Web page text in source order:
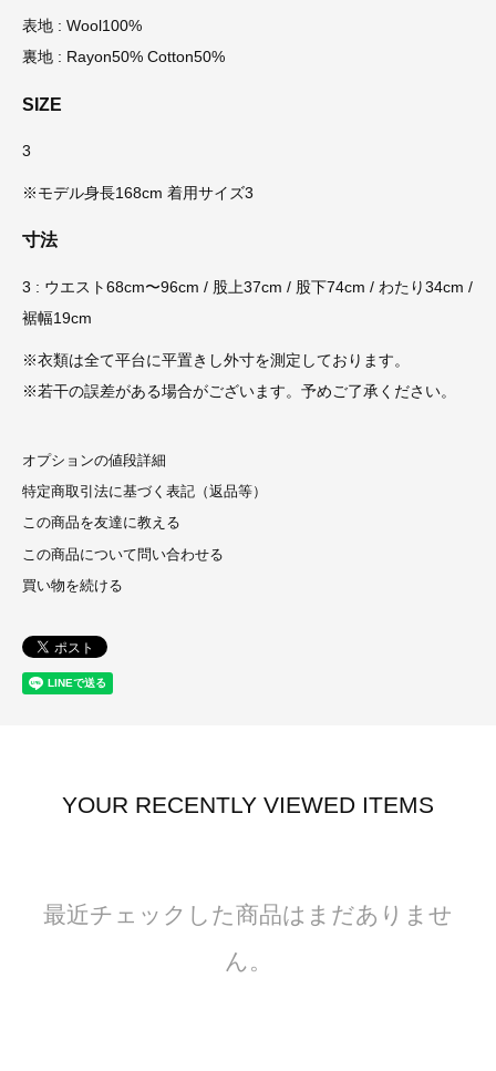
表地 : Wool100%
裏地 : Rayon50% Cotton50%
SIZE
3
※モデル身長168cm 着用サイズ3
寸法
3 : ウエスト68cm〜96cm / 股上37cm / 股下74cm / わたり34cm /
裾幅19cm
※衣類は全て平台に平置きし外寸を測定しております。
※若干の誤差がある場合がございます。予めご了承ください。
オプションの値段詳細
特定商取引法に基づく表記（返品等）
この商品を友達に教える
この商品について問い合わせる
買い物を続ける
YOUR RECENTLY VIEWED ITEMS
最近チェックした商品はまだありませ
ん。